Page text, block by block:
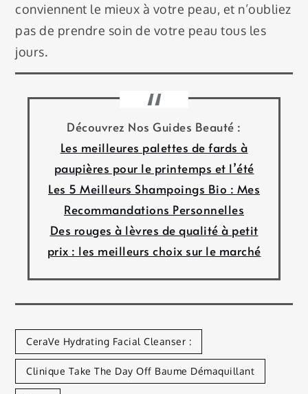
conviennent le mieux à votre peau, et n’oubliez
pas de prendre soin de votre peau tous les
jours.
Découvrez Nos Guides Beauté :
Les meilleures palettes de fards à
paupières pour le printemps et l’été
Les 5 Meilleurs Shampoings Bio : Mes
Recommandations Personnelles
Des rouges à lèvres de qualité à petit
prix : les meilleurs choix sur le marché
CeraVe Hydrating Facial Cleanser :
Clinique Take The Day Off Baume Démaquillant